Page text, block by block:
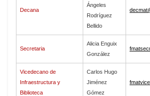
Decana
Ángeles
Rodríguez
Bellido
Secretaria
Alicia Enguix
González
Vicedecano de
Infraestructura y
Biblioteca
Carlos Hugo
Jiménez
Gómez